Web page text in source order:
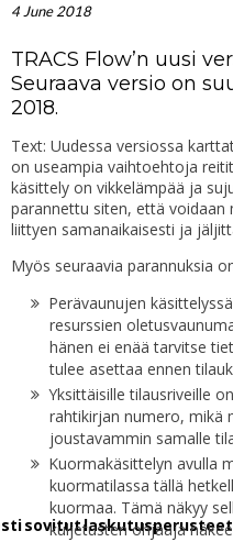
sovitut laskutusperusteet
4 June 2018
TRACS Flow’n uusi
Seuraava versio on
2018.
Text: Uudessa versiossa
on useampia vaihtoehtoja
käsittely on vikkelämpää ja
parannettu siten, että voidaan
liittyen samanaikaisesti ja
Myös seuraavia parannuksia
Perävaunujen
resurssien
hänen ei enää tarvitse
tulee asettaa ennen
Yksittäisille tilausriveille
rahtikirjan numero, mikä
joustavammin samalle
Kuormakäsittelyn avulla
kuormatilassa tällä
kuormaa. Tämä näkyy
kuljetusten ohjaaja